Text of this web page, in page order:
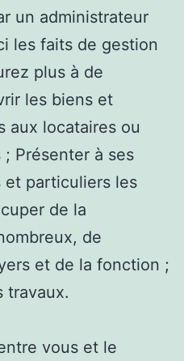
un administrateur
les faits de gestion
plus à de
les biens et
aux locataires ou
Présenter à ses
et particuliers les
de la
de
et de la fonction ;
travaux.
vous et le